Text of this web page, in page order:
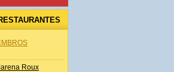
Roux